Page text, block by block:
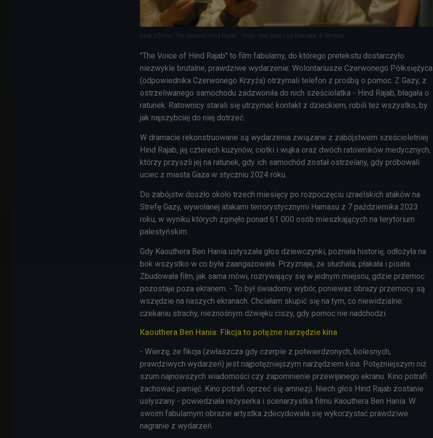
Kadr z filmu "The Voice of Hind Rajab" Foto: mat.pras./ La Biennale di Venezia
"The Voice of Hind Rajab" to film fabularny, do którego pretekstu dostarczyło
niezwykle brutalne, prawdziwe wydarzenie: Wolontariusze Czerwonego Półksiężyca
(odpowiednika Czerwonego Krzyża) otrzymali telefon z prośbą o pomoc. Z Gazy, z
ostrzeliwanego samochodu zadzwoniła do nich sześciolatka - Hind Rajab, błagała o
ratunek. Ratownicy starali się utrzymać kontakt z dzieckiem, robili też wszystko, by
jak najszybciej do niej dotrzeć.
W dramacie rekonstruowane są wydarzenia związane z zabójstwem sześcioletniej
Hind Rajab, jej czterech kuzynów, ciotki i wujka oraz dwóch ratowników medycznych,
którzy przyszli jej na ratunek, gdy ich samochód został ostrzelany, gdy próbowali
uciec z miasta Gaza w styczniu 2024 roku.
Do zabójstw doszło około trzech miesięcy po rozpoczęciu izraelskich ataków na
Strefę Gazy, wywołanej atakami terrorystycznymi Hamasu z 7 października 2023
roku, w wyniku których zginęło ponad 61 000 osób mieszkających na terytorium
palestyńskim.
Gdy Kaouthera Ben Hania usłyszała głos dziewczynki, poznała historię, odłożyła na
bok wszystko w co była zaangażowała. Przyznaje, że słuchała, płakała i pisała.
Zbudowała film, jak sama mówi, rozrywający się w jednym miejscu, gdzie przemoc
pozostaje poza ekranem. - To był świadomy wybór, ponieważ obrazy przemocy są
wszędzie na naszych ekranach. Chciałam skupić się na tym, co niewidzialne:
czekaniu strachy, nieznośnym dźwięku ciszy, gdy pomoc nie nadchodzi.
Kaouthera Ben Hania: Fikcja to potężne narzędzie kina
- Wierzę, że fikcja (zwłaszcza gdy czerpie z potwierdzonych, bolesnych,
prawdziwych wydarzeń) jest najpotężniejszym narzędziem kina. Potężniejszym niż
szum najnowszych wiadomości czy zapomnienie przewijanego ekranu. Kino potrafi
zachować pamięć. Kino potrafi oprzeć się amnezji. Niech głos Hind Rajab zostanie
usłyszany - powiedziała reżyserka i scenarzystka filmu Kaouthera Ben Hania. W
swoim fabularnym obrazie artystka zdecydowała się wykorzystać prawdziwe
nagranie z wydarzeń.